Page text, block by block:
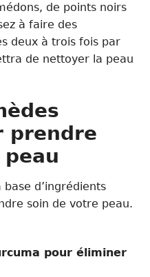
de points noirs
à faire des
deux à trois fois par
de nettoyer la peau
prendre
d’ingrédients
soin de votre peau.
pour éliminer